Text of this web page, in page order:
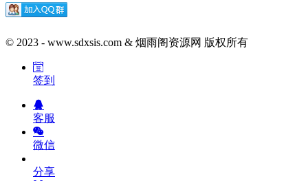
© 2023 - www.sdxsis.com & 烟雨阁资源网 版权所有
签到
客服
微信
分享